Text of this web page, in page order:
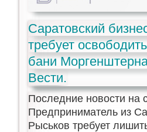
Саратовский
требует
бани
Вести.
Последние новости на
Предприниматель из
Рыськов требует